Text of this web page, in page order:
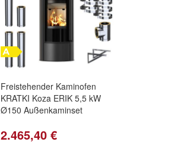
Freistehender Kaminofen
KRATKI Koza ERIK 5,5 kW
Ø150 Außenkaminset
2.465,40 €